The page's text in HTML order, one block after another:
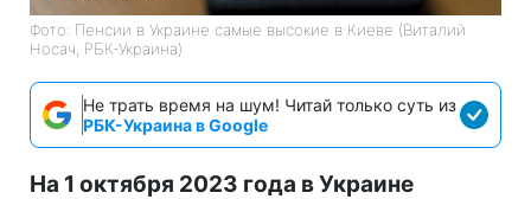
Фото: Пенсии в Украине самые высокие в Киеве (Виталий
Носач, РБК-Украина)
Не трать время на шум! Читай только суть из
РБК-Украина в Google
На 1 октября 2023 года в Украине